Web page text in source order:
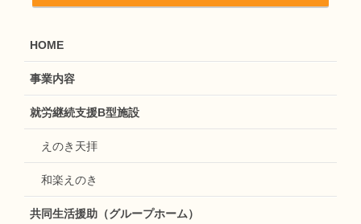
HOME
事業内容
就労継続支援B型施設
えのき天拝
和楽えのき
共同生活援助（グループホーム）